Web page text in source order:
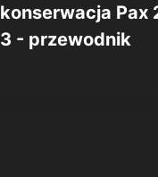
konserwacja Pax
3 - przewodnik